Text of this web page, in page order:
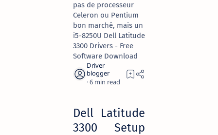
pas de processeur
Celeron ou Pentium
bon marché, mais un
i5-8250U Dell Latitude
3300 Drivers - Free
Software Download
6
Dell Latitude
3300 Setup